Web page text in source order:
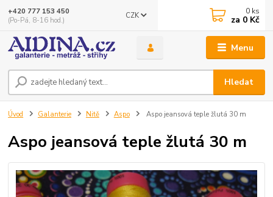
Menu
CZK
Hledat
+420 777 153 450
(Po-Pá, 8-16 hod.)
0 ks
za 0 Kč
Úvod Galanterie Nitě Aspo Aspo jeansová teple žlutá 30 m
Aspo jeansová teple žlutá 30 m